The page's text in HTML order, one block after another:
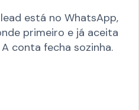
está no WhatsApp,
primeiro e já aceita
conta fecha sozinha.